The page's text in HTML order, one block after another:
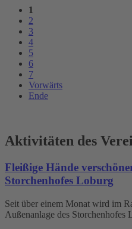
1
2
3
4
5
6
7
Vorwärts
Ende
Aktivitäten des
Fleißige Hände
Storchenhofes Loburg
Seit über einem Monat wird im
Außenanlage des Storchenhofes